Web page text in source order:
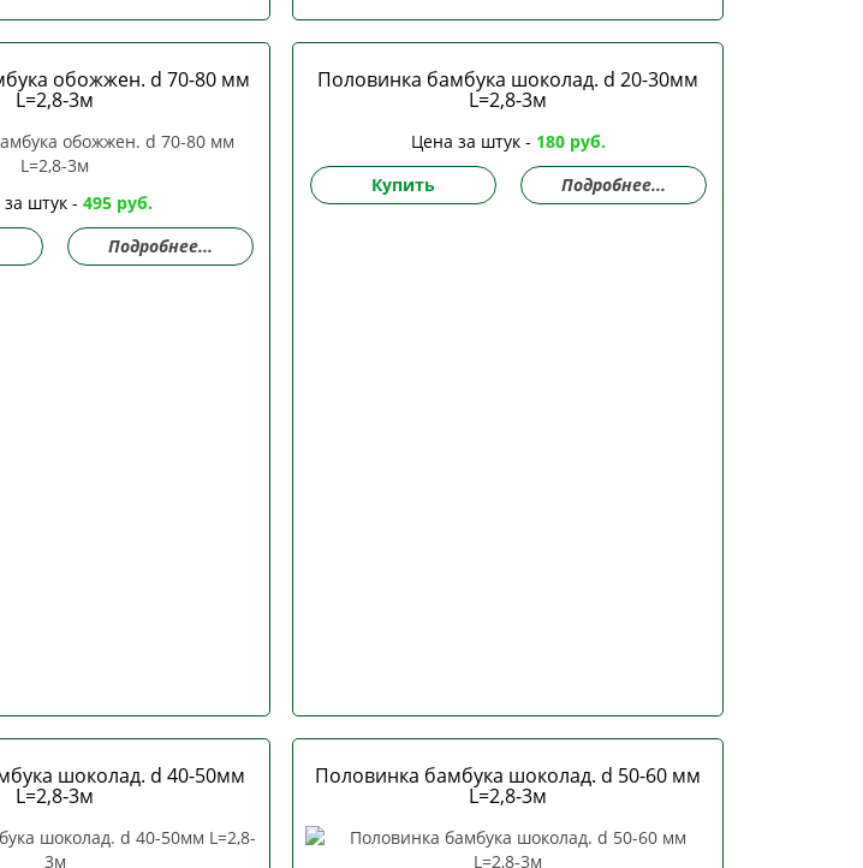
обожжен. d 70-80 мм
L=2,8-3м
штук - 495 руб.
Подробнее...
Половинка бамбука шоколад. d 20-30мм
L=2,8-3м
Цена за штук - 180 руб.
Купить
Подробнее...
шоколад. d 40-50мм
L=2,8-3м
Половинка бамбука шоколад. d 50-60 мм
L=2,8-3м